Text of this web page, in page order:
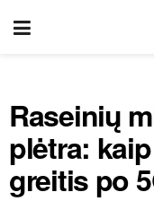
Raseinių
plėtra:
greitis po